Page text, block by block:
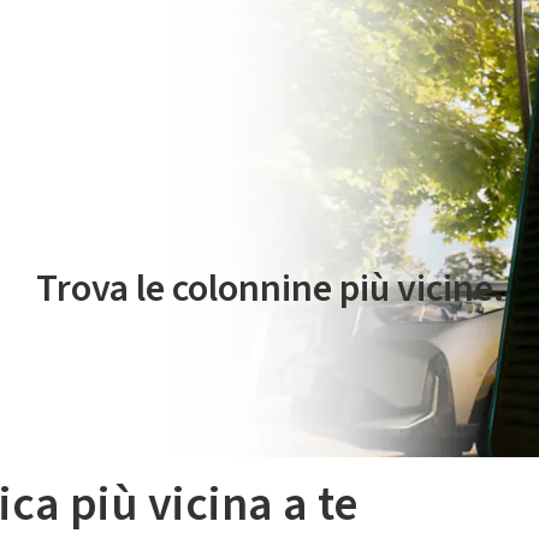
di mobilità elettrica è gestito da Plenitude On The Road
Trova le colonnine più vicine.
più vicina a te